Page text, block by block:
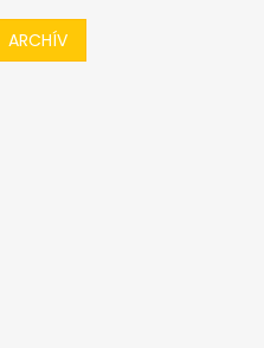
ARCHÍV